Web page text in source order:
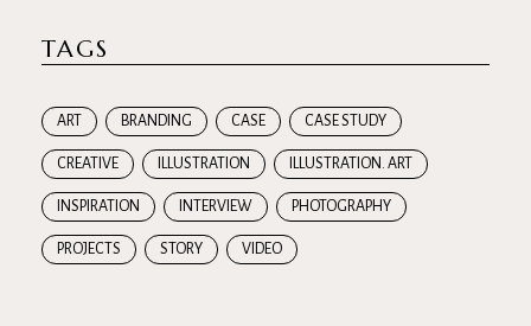
TAGS
ART BRANDING CASE CASE STUDY
CREATIVE ILLUSTRATION ILLUSTRATION. ART
INSPIRATION INTERVIEW PHOTOGRAPHY
PROJECTS STORY VIDEO